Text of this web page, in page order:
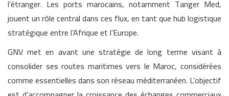
l’étranger. Les ports marocains, notamment Tanger Med,
jouent un rôle central dans ces flux, en tant que hub logistique
stratégique entre l’Afrique et l’Europe.
GNV met en avant une stratégie de long terme visant à
consolider ses routes maritimes vers le Maroc, considérées
comme essentielles dans son réseau méditerranéen. L’objectif